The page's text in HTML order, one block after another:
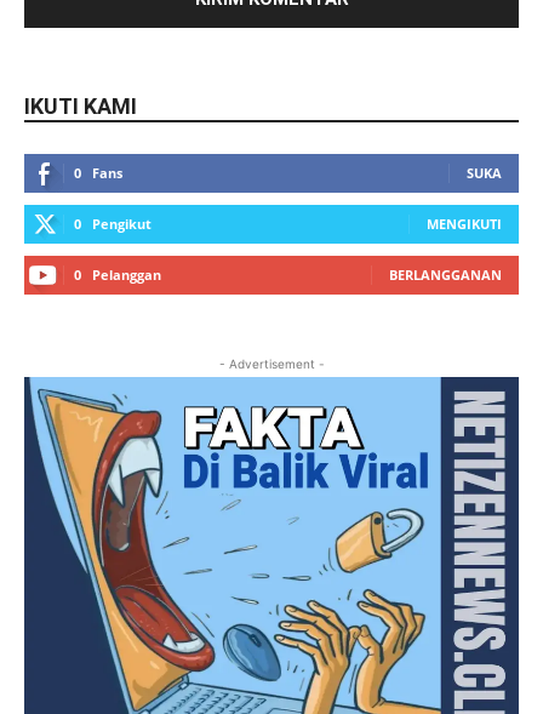
IKUTI KAMI
0 Fans SUKA
0 Pengikut MENGIKUTI
0 Pelanggan BERLANGGANAN
- Advertisement -